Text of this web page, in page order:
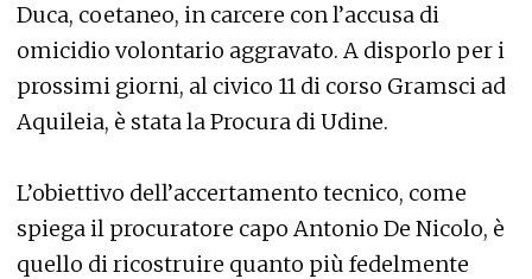
Duca, coetaneo, in carcere con l’accusa di
omicidio volontario aggravato. A disporlo per i
prossimi giorni, al civico 11 di corso Gramsci ad
Aquileia, è stata la Procura di Udine.
L’obiettivo dell’accertamento tecnico, come
spiega il procuratore capo Antonio De Nicolo, è
quello di ricostruire quanto più fedelmente